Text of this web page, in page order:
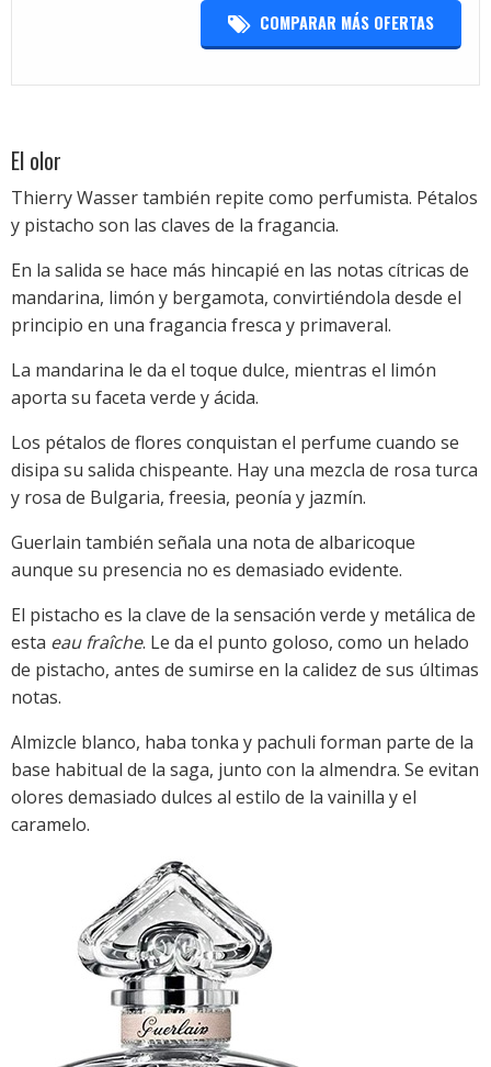
COMPARAR MÁS OFERTAS
El olor
Thierry Wasser también repite como perfumista. Pétalos
y pistacho son las claves de la fragancia.
En la salida se hace más hincapié en las notas cítricas de
mandarina, limón y bergamota, convirtiéndola desde el
principio en una fragancia fresca y primaveral.
La mandarina le da el toque dulce, mientras el limón
aporta su faceta verde y ácida.
Los pétalos de flores conquistan el perfume cuando se
disipa su salida chispeante. Hay una mezcla de rosa turca
y rosa de Bulgaria, freesia, peonía y jazmín.
Guerlain también señala una nota de albaricoque
aunque su presencia no es demasiado evidente.
El pistacho es la clave de la sensación verde y metálica de
esta eau fraîche. Le da el punto goloso, como un helado
de pistacho, antes de sumirse en la calidez de sus últimas
notas.
Almizcle blanco, haba tonka y pachuli forman parte de la
base habitual de la saga, junto con la almendra. Se evitan
olores demasiado dulces al estilo de la vainilla y el
caramelo.